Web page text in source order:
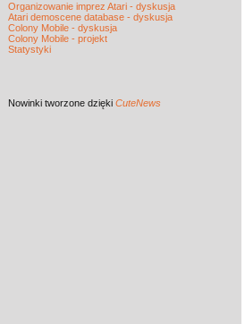
Organizowanie imprez Atari - dyskusja
Atari demoscene database - dyskusja
Colony Mobile - dyskusja
Colony Mobile - projekt
Statystyki
Nowinki tworzone dzięki CuteNews